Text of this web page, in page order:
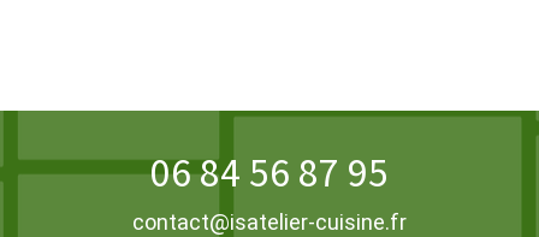
06 84 56 87 95
contact@isatelier-cuisine.fr